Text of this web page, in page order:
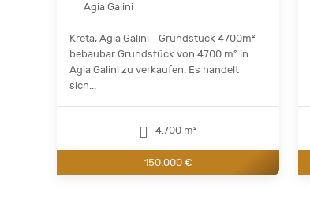
Agia Galini
Kreta, Agia Galini - Grundstück 4700m²
bebaubar Grundstück von 4700 m² in
Agia Galini zu verkaufen. Es handelt
sich...
4.700 m²
150.000 €